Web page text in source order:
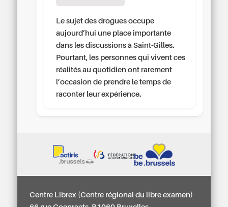
Le sujet des drogues occupe
aujourd’hui une place importante
dans les discussions à Saint-Gilles.
Pourtant, les personnes qui vivent ces
réalités au quotidien ont rarement
l’occasion de prendre le temps de
raconter leur expérience.
Centre Librex (Centre régional du libre examen)